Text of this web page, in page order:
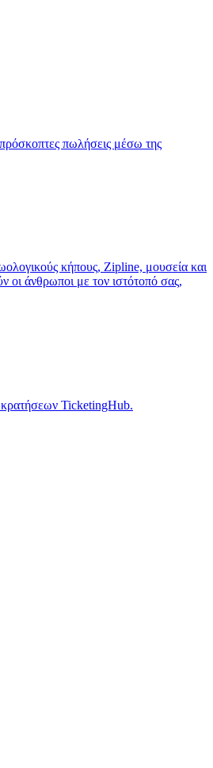
πωλήσεις μέσω της
κήπους, Zipline, μουσεία και
οι άνθρωποι με τον ιστότοπό σας,
κρατήσεων TicketingHub.